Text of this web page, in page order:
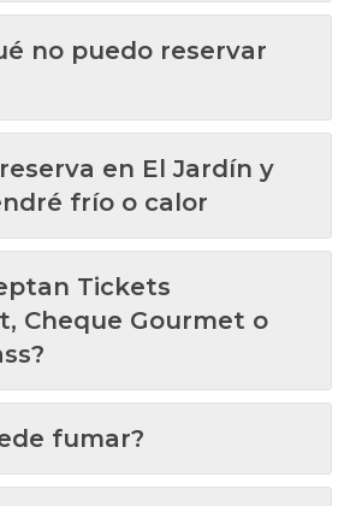
no puedo reservar
en El Jardín y
frío o calor
Tickets
Cheque Gourmet o
fumar?